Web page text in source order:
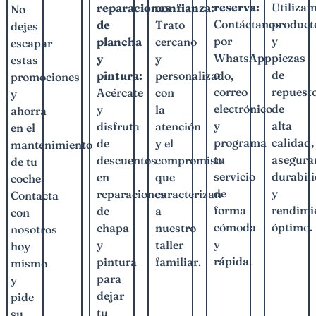
No
dejes
escapar
estas
promociones
y
ahorra
en el
mantenimiento
de tu
coche.
Contacta
con
nosotros
hoy
mismo
y
pide
reparaciones
de
plancha
y
pintura:
Acércate
y
disfruta
de
descuentos
en
reparaciones
de
chapa
y
pintura
para
dejar
tu
confianza:
Trato
cercano
y
personalizado,
con
la
atención
y el
compromiso
que
caracterizan
a
nuestro
taller
familiar.
reserva:
Contáctanos
por
WhatsApp
o
correo
electrónico
y
programa
tu
servicio
de
forma
cómoda
y
rápida.
y
piezas
de
de
alta
calidad,
y
óptimo.